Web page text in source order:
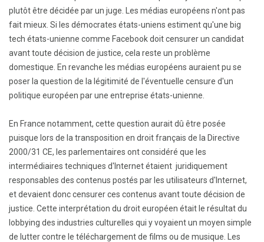
plutôt être décidée par un juge. Les médias européens n'ont pas
fait mieux. Si les démocrates états-uniens estiment qu'une big
tech états-unienne comme Facebook doit censurer un candidat
avant toute décision de justice, cela reste un problème
domestique. En revanche les médias européens auraient pu se
poser la question de la légitimité de l'éventuelle censure d'un
politique européen par une entreprise états-unienne.
En France notamment, cette question aurait dû être posée
puisque lors de la transposition en droit français de la Directive
2000/31 CE, les parlementaires ont considéré que les
intermédiaires techniques d'Internet étaient juridiquement
responsables des contenus postés par les utilisateurs d'Internet,
et devaient donc censurer ces contenus avant toute décision de
justice. Cette interprétation du droit européen était le résultat du
lobbying des industries culturelles qui y voyaient un moyen simple
de lutter contre le téléchargement de films ou de musique. Les